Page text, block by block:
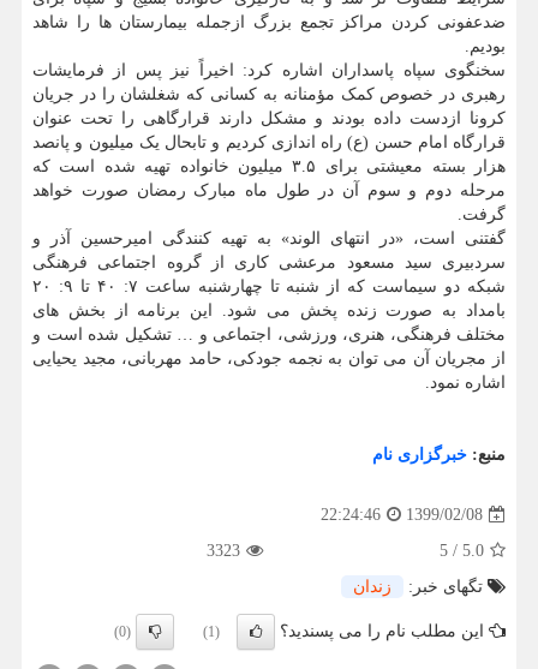
ضدعفونی کردن مراکز تجمع بزرگ ازجمله بیمارستان ها را شاهد
بودیم.
سخنگوی سپاه پاسداران اشاره کرد: اخیراً نیز پس از فرمایشات
رهبری در خصوص کمک مؤمنانه به کسانی که شغلشان را در جریان
کرونا ازدست داده بودند و مشکل دارند قرارگاهی را تحت عنوان
قرارگاه امام حسن (ع) راه اندازی کردیم و تابحال یک میلیون و پانصد
هزار بسته معیشتی برای ۳.۵ میلیون خانواده تهیه شده است که
مرحله دوم و سوم آن در طول ماه مبارک رمضان صورت خواهد
گرفت.
گفتنی است، «در انتهای الوند» به تهیه کنندگی امیرحسین آذر و
سردبیری سید مسعود مرعشی کاری از گروه اجتماعی فرهنگی
شبکه دو سیماست که از شنبه تا چهارشنبه ساعت ۷: ۴۰ تا ۹: ۲۰
بامداد به صورت زنده پخش می شود. این برنامه از بخش های
مختلف فرهنگی، هنری، ورزشی، اجتماعی و … تشکیل شده است و
از مجریان آن می توان به نجمه جودکی، حامد مهربانی، مجید یحیایی
اشاره نمود.
منبع: خبرگزاری نام
1399/02/08
22:24:46
5.0
/
5
3323
تگهای خبر:
زندان
این مطلب نام را می پسندید؟ (1)
(0)